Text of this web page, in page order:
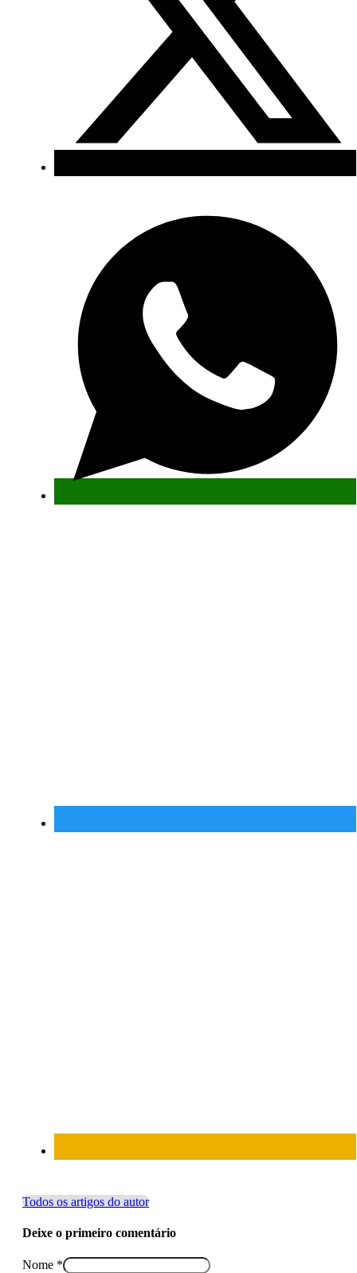
Todos os artigos do autor
Deixe o primeiro comentário
Nome *